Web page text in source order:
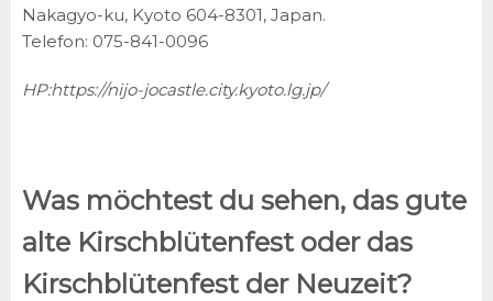
Nakagyo-ku, Kyoto 604-8301, Japan.
Telefon: 075-841-0096
HP:https://nijo-jocastle.city.kyoto.lg.jp/
Was möchtest du sehen, das gute
alte Kirschblütenfest oder das
Kirschblütenfest der Neuzeit?